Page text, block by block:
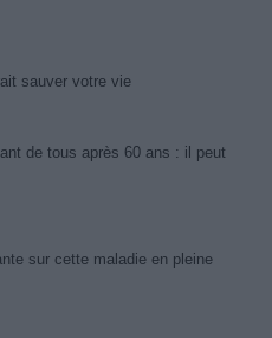
sauver votre vie
de tous après 60 ans : il peut
sur cette maladie en pleine